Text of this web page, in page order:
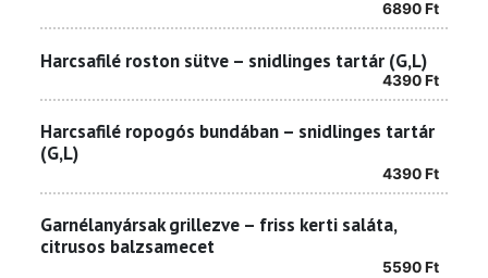
6890Ft
Harcsafilé roston sütve – snidlinges tartár (G,L)
4390Ft
Harcsafilé ropogós bundában – snidlinges tartár
(G,L)
4390Ft
Garnélanyársak grillezve – friss kerti saláta,
citrusos balzsamecet
5590Ft